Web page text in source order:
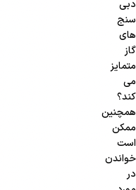
دبی
سنج
های
گاز
متمایز
می
کند؟
همچنین
ممکن
است
خواندن
در